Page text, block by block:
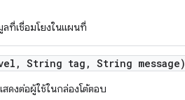
ที่เชื่อมโยงในแผนที่
, String tag , String message)
ดงต่อผู้ใช้ในกล่องโต้ตอบ